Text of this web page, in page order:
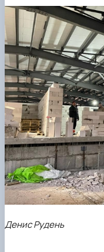
Денис Рудень